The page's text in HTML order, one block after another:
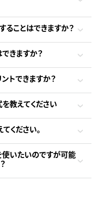
ることはできますか？
きますか？
トできますか？
教えてください
ください。
使いたいのですが可能